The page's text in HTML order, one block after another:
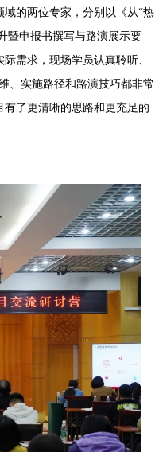
的两位专家，分别以《从“热
暨申报书撰写与路演展示要
需求，现场学员认真聆听、
、实施路径和路演技巧都非常
了更清晰的思路和更充足的